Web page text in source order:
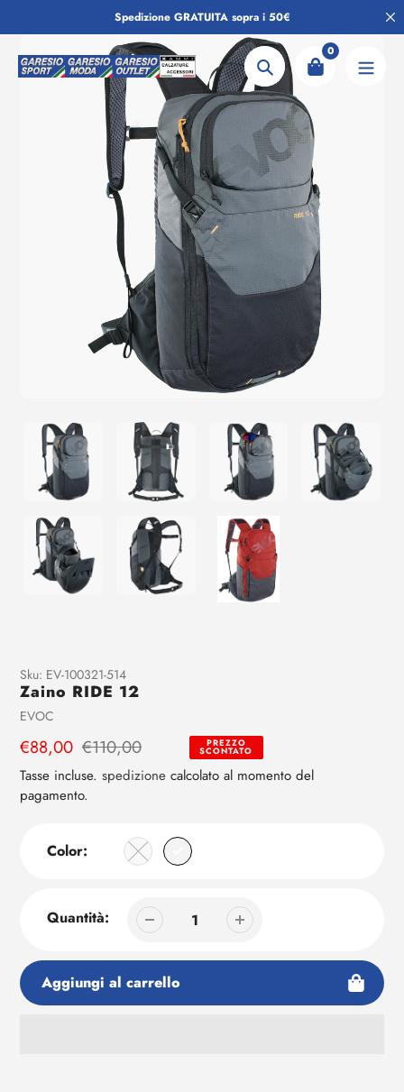
al
contenuto
Spedizione GRATUITA sopra i 50€
Ricerca
0
Aggiunta
di
prodotto
tuo
carrello
Sku: EV-100321-514
Zaino RIDE 12
Venditrice
EVOC
Prezzo
di
vendita
€88,00
Prezzo
regolare
€110,00 PREZZO
SCONTATO
Tasse incluse. spedizione calcolato al momento del
pagamento.
Color:
Quantità:
Aggiungi al carrello